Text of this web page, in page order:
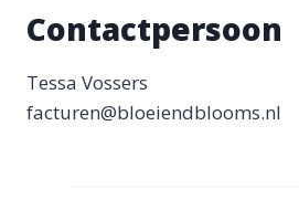
Contactpersoon
Tessa Vossers
facturen@bloeiendblooms.nl